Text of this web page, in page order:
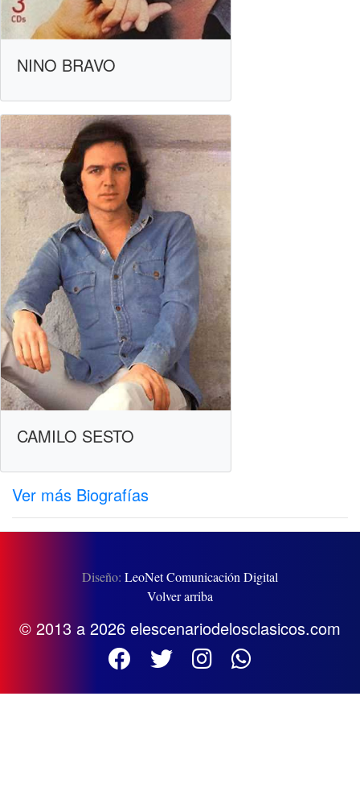
NINO BRAVO
CAMILO SESTO
Ver más Biografías
Diseño: LeoNet Comunicación Digital
Volver arriba
© 2013 a 2026 elescenariodelosclasicos.com